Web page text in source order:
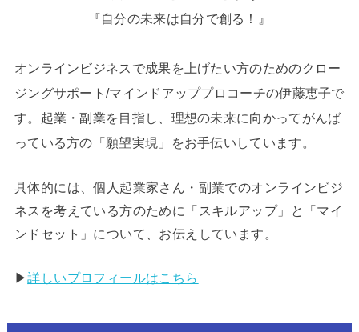
『自分の未来は自分で創る！』
オンラインビジネスで成果を上げたい方のためのクロー
ジングサポート/マインドアッププロコーチの伊藤恵子で
す。起業・副業を目指し、理想の未来に向かってがんば
っている方の「願望実現」をお手伝いしています。
具体的には、個人起業家さん・副業でのオンラインビジ
ネスを考えている方のために「スキルアップ」と「マイ
ンドセット」について、お伝えしています。
▶︎詳しいプロフィールはこちら